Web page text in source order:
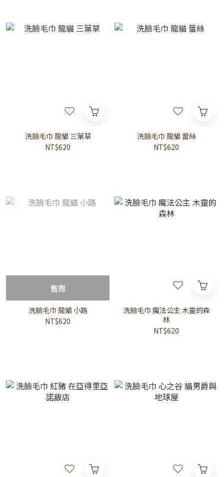
洗臉毛巾 龍貓 三葉草
NT$620
洗臉毛巾 龍貓 蕾絲
NT$620
售完
洗臉毛巾 龍貓 小路
NT$620
洗臉毛巾 魔法公主 木靈的森
林
NT$620